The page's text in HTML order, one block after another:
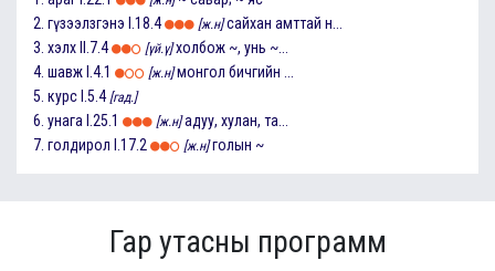
2. гүзээлзгэнэ I.18.4 [ж.н] сайхан амттай н...
3. хэлх II.7.4 [үй.ү] холбож ~, унь ~...
4. шавж I.4.1 [ж.н] монгол бичгийн ...
5. курс I.5.4 [гад.]
6. унага I.25.1 [ж.н] адуу, хулан, та...
7. голдирол I.17.2 [ж.н] голын ~
Гар утасны программ